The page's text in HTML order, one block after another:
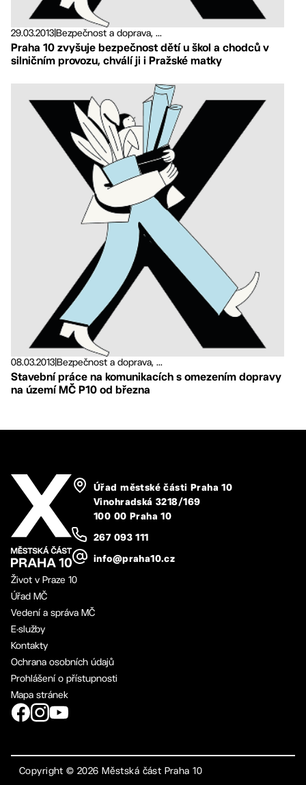
29.03.2013Bezpečnost a doprava, ...
Praha 10 zvyšuje bezpečnost dětí u škol a chodců v
silničním provozu, chválí ji i Pražské matky
08.03.2013Bezpečnost a doprava, ...
Stavební práce na komunikacích s omezením dopravy
na území MČ P10 od března
Úřad městské části Praha 10
Vinohradská 3218/169
100 00 Praha 10
267 093 111
info@praha10.cz
Život v Praze 10
Úřad MČ
Vedení a správa MČ
E-služby
Kontakty
Ochrana osobních údajů
Prohlášení o přístupnosti
Mapa stránek
Copyright ©2026 Městská část Praha 10